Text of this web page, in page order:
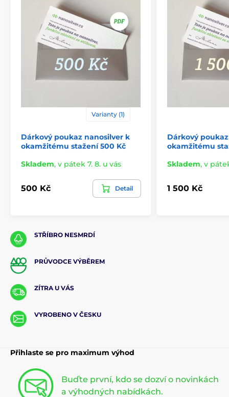
Varianty (1)
Dárkový poukaz nanosilver k
okamžitému stažení 500 Kč
Skladem, v pátek 7. 8. u vás
500 Kč Detail
Dárkový
okamžitému
Skladem, v
1 500 Kč
STŘÍBRO NESMRDÍ
PRŮVODCE VÝBĚREM
ZÍTRA U VÁS
VYROBENO V ČESKU
Přihlaste se pro maximum výhod
Buďte první, kdo se dozví o novinkách
a výhodných nabídkách.